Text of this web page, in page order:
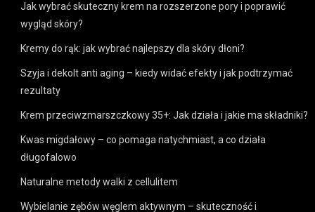
Jak wybrać skuteczny krem na rozszerzone pory i poprawić
wygląd skóry?
Kremy do rąk: jak wybrać najlepszy dla skóry dłoni?
Szyja i dekolt anti aging – kiedy widać efekty i jak podtrzymać
rezultaty
Krem przeciwzmarszczkowy 35+: Jak działa i jakie ma składniki?
Kwas migdałowy – co pomaga natychmiast, a co działa
długofalowo
Naturalne metody walki z cellulitem
Wybielanie zębów węglem aktywnym – skuteczność i